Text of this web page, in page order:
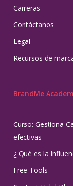
Carreras
Contáctanos
Legal
Recursos de
BrandMe
Curso: Gestiona
efectivas
¿ Qué es la
Free Tools